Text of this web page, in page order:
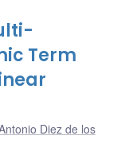
Term
Diez de los